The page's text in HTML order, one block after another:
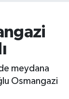
meydana
Osmangazi